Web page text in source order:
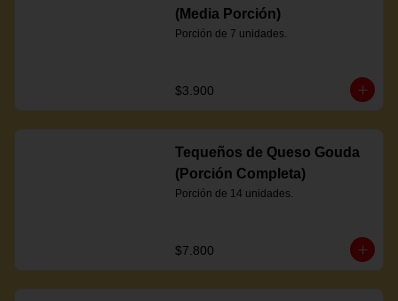
(Media Porción)
Porción de 7 unidades.
$3.900
Tequeños de Queso Gouda
(Porción Completa)
Porción de 14 unidades.
$7.800